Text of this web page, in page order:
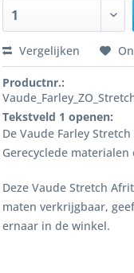
Vergelijken
Productnr.:
Tekstveld 1 openen:
De Vaude Farley
Gerecyclede
Deze Vaude Stretch
maten verkrijgbaar,
ernaar in de winkel.